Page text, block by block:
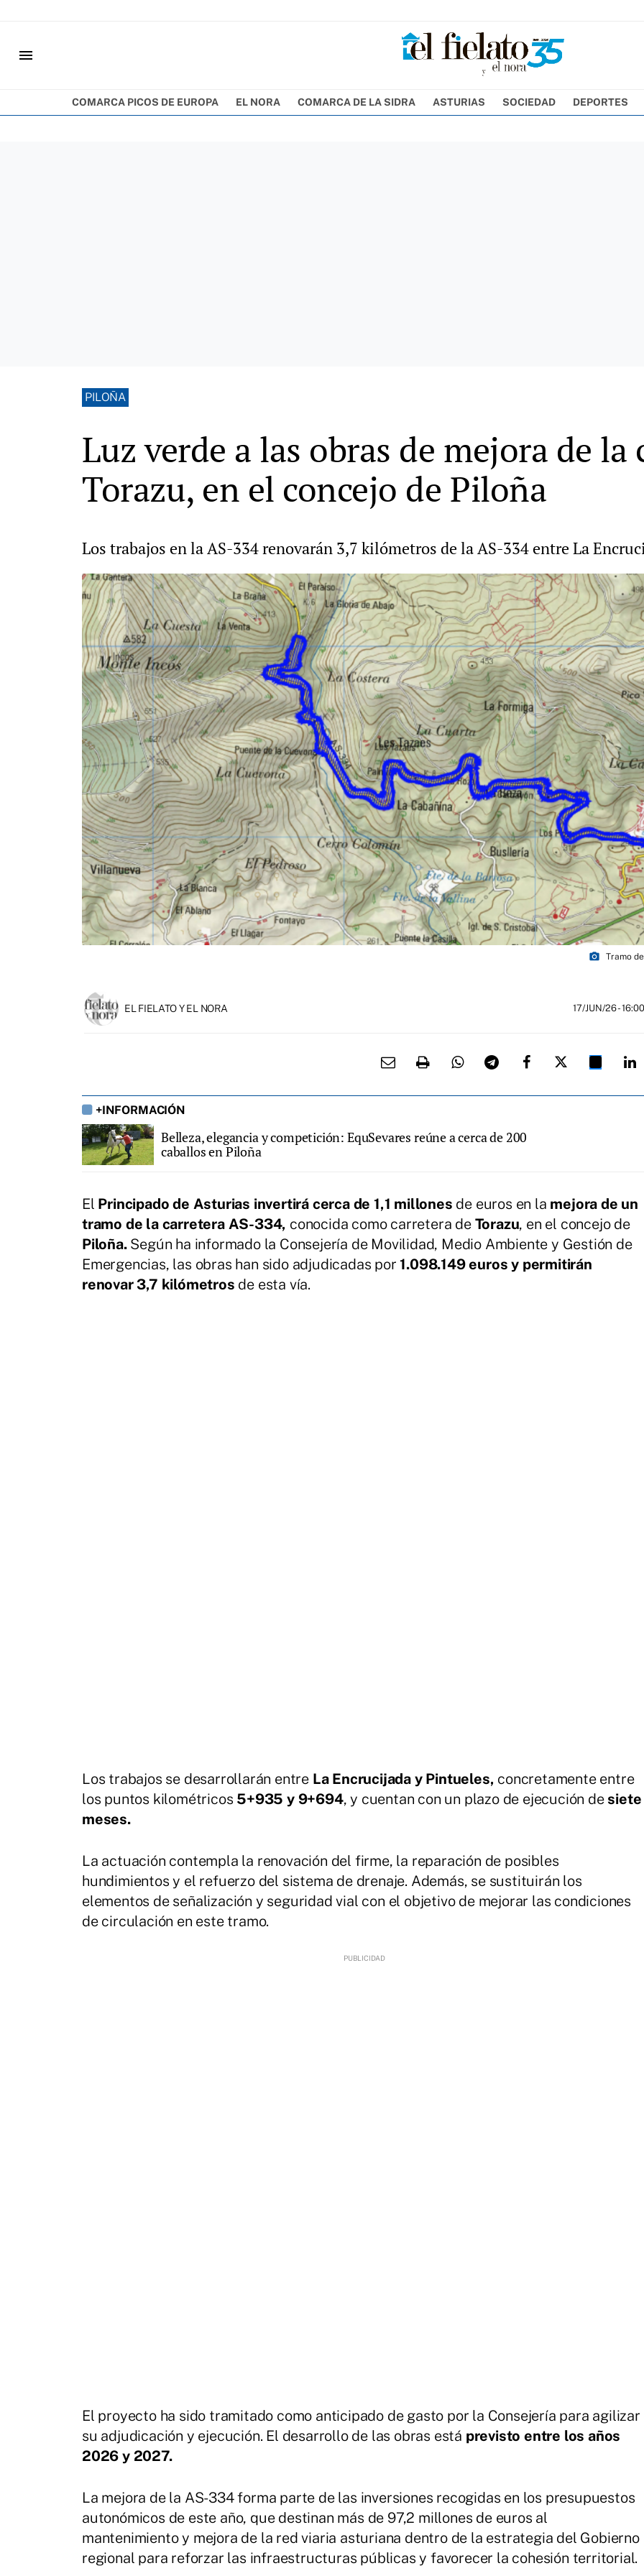
menu
COMARCA PICOS DE EUROPA EL NORA COMARCA DE LA SIDRA ASTURIAS SOCIEDAD DEPORTES
PILOÑA
Luz verde a las obras de mejora de la
Torazu, en el concejo de Piloña
Los trabajos en la AS-334 renovarán 3,7 kilómetros de la AS-334 entre La
photo_camera Tramo
EL FIELATO Y EL NORA 17/JUN/26- 16:00
+INFORMACIÓN
Belleza, elegancia y competición: EquSevares reúne a cerca de 200
caballos en Piloña
El Principado de Asturias invertirá cerca de 1,1 millones de euros en la mejora de un
tramo de la carretera AS-334, conocida como carretera de Torazu, en el concejo de
Piloña.Según ha informado la Consejería de Movilidad, Medio Ambiente y Gestión de
Emergencias, las obras han sido adjudicadas por1.098.149 euros y permitirán
renovar 3,7 kilómetros de esta vía.
Los trabajos se desarrollarán entre La Encrucijada y Pintueles, concretamente entre
los puntos kilométricos 5+935 y 9+694, y cuentan con un plazo de ejecución de siete
meses.
La actuación contempla la renovación del firme, la reparación de posibles
hundimientos y el refuerzo del sistema de drenaje. Además, se sustituirán los
elementos de señalización y seguridad vial con el objetivo de mejorar las condiciones
de circulación en este tramo.
El proyecto ha sido tramitado como anticipado de gasto por la Consejería para agilizar
su adjudicación y ejecución. El desarrollo de las obras está previsto entre los años
2026 y 2027.
La mejora de la AS-334 forma parte de las inversiones recogidas en los presupuestos
autonómicos de este año, que destinan más de 97,2 millones de euros al
mantenimiento y mejora de la red viaria asturiana dentro de la estrategia del Gobierno
regional para reforzar las infraestructuras públicas y favorecer la cohesión territorial.